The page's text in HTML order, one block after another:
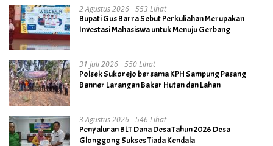
2 Agustus 2026 553 Lihat
Bupati Gus Barra Sebut Perkuliahan Merupakan
Investasi Mahasiswa untuk Menuju Gerbang
31 Juli 2026 550 Lihat
Polsek Sukorejo bersama KPH Sampung Pasang
Banner Larangan Bakar Hutan dan Lahan
3 Agustus 2026 546 Lihat
Penyaluran BLT Dana Desa Tahun 2026 Desa
Glonggong Sukses Tiada Kendala